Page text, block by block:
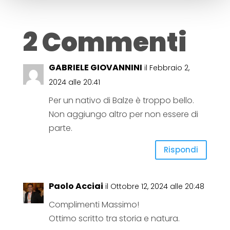
2 Commenti
GABRIELE GIOVANNINI il Febbraio 2,
2024 alle 20:41
Per un nativo di Balze è troppo bello.
Non aggiungo altro per non essere di
parte.
Rispondi
Paolo Acciai il Ottobre 12, 2024 alle 20:48
Complimenti Massimo!
Ottimo scritto tra storia e natura.